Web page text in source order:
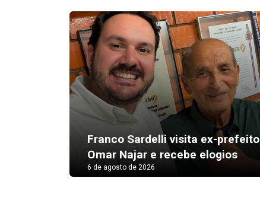
Franco Sardelli visita ex-prefeito
Omar Najar e recebe elogios
6 de agosto de 2026